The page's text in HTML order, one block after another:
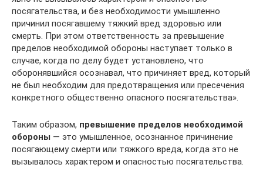
посягательства, и без необходимости умышленно
причинил посягавшему тяжкий вред здоровью или
смерть. При этом ответственность за превышение
пределов необходимой обороны наступает только в
случае, когда по делу будет установлено, что
оборонявшийся осознавал, что причиняет вред, который
не был необходим для предотвращения или пресечения
конкретного общественно опасного посягательства».
Таким образом, превышение пределов необходимой
обороны — это умышленное, осознанное причинение
посягающему смерти или тяжкого вреда, когда это не
вызывалось характером и опасностью посягательства.